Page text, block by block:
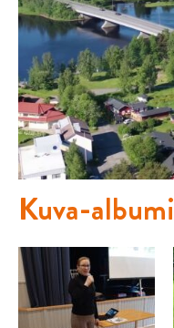
Kuva-albumi